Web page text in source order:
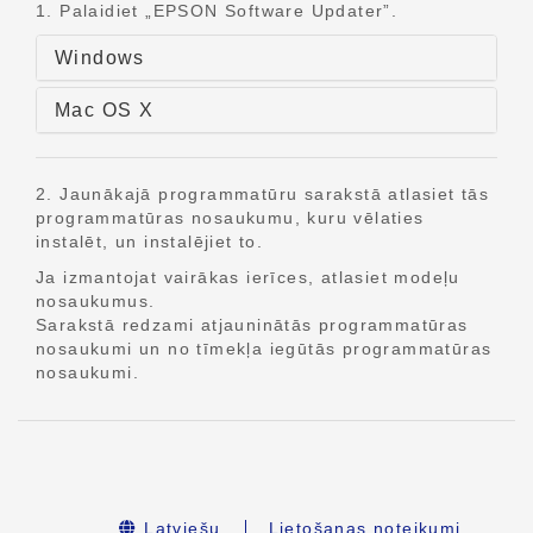
1. Palaidiet „EPSON Software Updater”.
Windows
Mac OS X
2. Jaunākajā programmatūru sarakstā atlasiet tās
programmatūras nosaukumu, kuru vēlaties
instalēt, un instalējiet to.
Ja izmantojat vairākas ierīces, atlasiet modeļu
nosaukumus.
Sarakstā redzami atjauninātās programmatūras
nosaukumi un no tīmekļa iegūtās programmatūras
nosaukumi.
Latviešu Lietošanas noteikumi